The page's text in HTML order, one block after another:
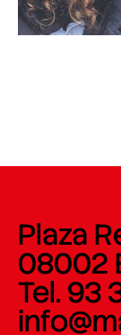
Plaza
08002
Tel. 93